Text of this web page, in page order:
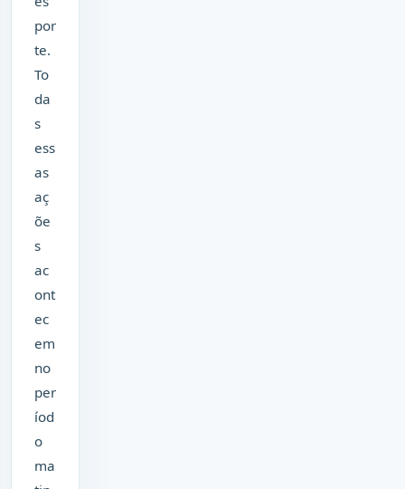
por
te.
To
da
s
ess
as
aç
õe
s
ac
ont
ec
em
no
per
íod
o
ma